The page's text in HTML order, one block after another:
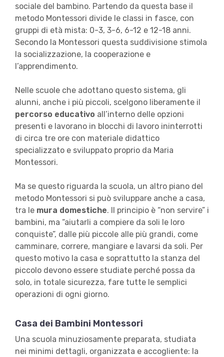
sociale del bambino. Partendo da questa base il
metodo Montessori divide le classi in fasce, con
gruppi di età mista: 0-3, 3-6, 6-12 e 12-18 anni.
Secondo la Montessori questa suddivisione stimola
la socializzazione, la cooperazione e
l’apprendimento.
Nelle scuole che adottano questo sistema, gli
alunni, anche i più piccoli, scelgono liberamente il
percorso educativo all’interno delle opzioni
presenti e lavorano in blocchi di lavoro ininterrotti
di circa tre ore con materiale didattico
specializzato e sviluppato proprio da Maria
Montessori.
Ma se questo riguarda la scuola, un altro piano del
metodo Montessori si può sviluppare anche a casa,
tra le mura domestiche. Il principio è “non servire” i
bambini, ma “aiutarli a compiere da soli le loro
conquiste”, dalle più piccole alle più grandi, come
camminare, correre, mangiare e lavarsi da soli. Per
questo motivo la casa e soprattutto la stanza del
piccolo devono essere studiate perché possa da
solo, in totale sicurezza, fare tutte le semplici
operazioni di ogni giorno.
Casa dei Bambini Montessori
Una scuola minuziosamente preparata, studiata
nei minimi dettagli, organizzata e accogliente: la